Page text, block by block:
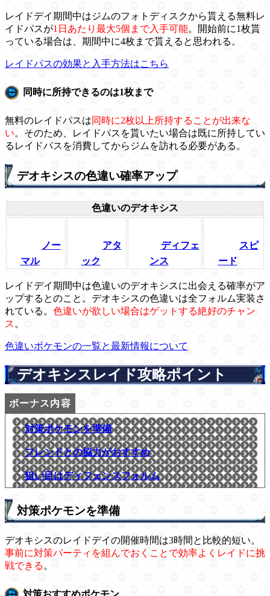
レイドデイ期間中はジムのフォトディスクから貰える無料レ
イドパスが1日あたり最大5個まで入手可能。開始前に1枚貰
っている場合は、期間中に4枚まで貰えると思われる。
レイドパスの効果と入手方法はこちら
同時に所持できるのは1枚まで
無料のレイドパスは同時に2枚以上所持することが出来な
い。そのため、レイドパスを貰いたい場合は既に所持してい
るレイドパスを消費してからジムを訪れる必要がある。
デオキシスの色違い確率アップ
色違いのデオキシス
ノー
マル
アタ
ック
ディフェ
ンス
スピ
ード
レイドデイ期間中は色違いのデオキシスに出会える確率がア
ップするとのこと。デオキシスの色違いは全フォルム実装さ
れている。 色違いが欲しい場合はゲットする絶好のチャン
ス 。
色違いポケモンの一覧と最新情報について
デオキシスレイド攻略ポイント
対策ポケモンを準備
フレンドとの協力がおすすめ
狙い目はディフェンスフォルム
対策ポケモンを準備
デオキシスのレイドデイの開催時間は3時間と比較的短い。
事前に対策パーティを組んでおくことで効率よくレイドに挑
戦できる 。